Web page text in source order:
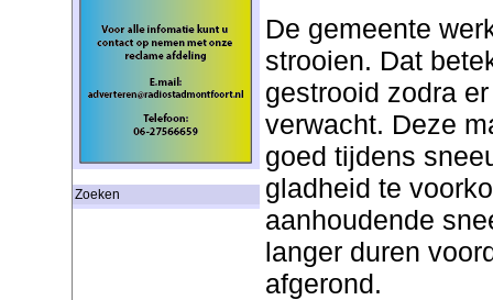
Zoeken
De gemeente
strooien. Dat
gestrooid zodra
verwacht. Deze
goed tijdens
gladheid te
aanhoudende
langer duren
afgerond.